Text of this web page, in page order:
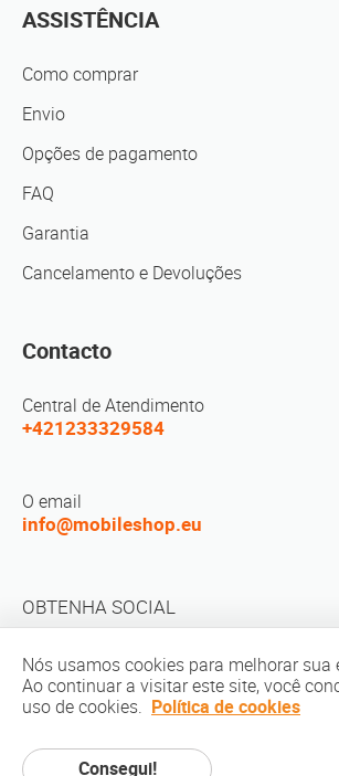
ASSISTÊNCIA
Como comprar
Envio
Opções de pagamento
FAQ
Garantia
Cancelamento e Devoluções
Contacto
Central de Atendimento
+421233329584
O email
info@mobileshop.eu
OBTENHA SOCIAL
direito autoral © 2010-2026 MobileShop.eu. Todos os
Nós usamos cookies para melhorar sua
Ao continuar a visitar este site, você
uso de cookies. Política de cookies
Consegui!